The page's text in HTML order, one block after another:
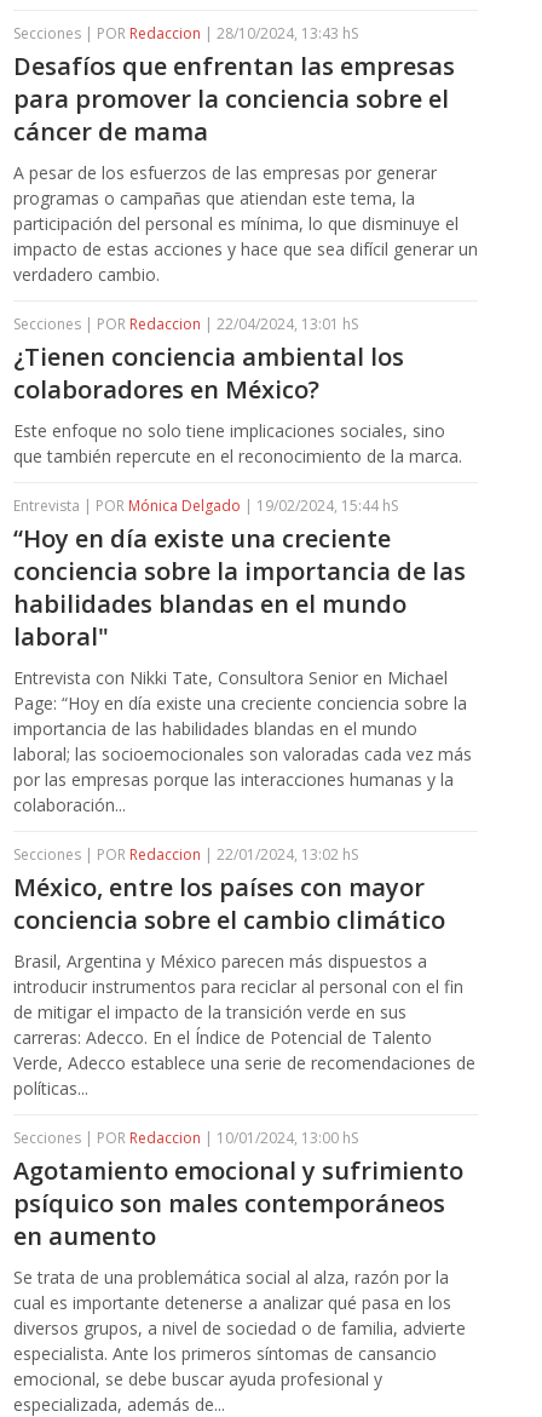
Secciones | POR Redaccion | 28/10/2024, 13:43 hS
Desafíos que enfrentan las empresas
para promover la conciencia sobre el
cáncer de mama
A pesar de los esfuerzos de las empresas por generar
programas o campañas que atiendan este tema, la
participación del personal es mínima, lo que disminuye el
impacto de estas acciones y hace que sea difícil generar un
verdadero cambio.
Secciones | POR Redaccion | 22/04/2024, 13:01 hS
¿Tienen conciencia ambiental los
colaboradores en México?
Este enfoque no solo tiene implicaciones sociales, sino
que también repercute en el reconocimiento de la marca.
Entrevista | POR Mónica Delgado | 19/02/2024, 15:44 hS
“Hoy en día existe una creciente
conciencia sobre la importancia de las
habilidades blandas en el mundo
laboral"
Entrevista con Nikki Tate, Consultora Senior en Michael
Page: “Hoy en día existe una creciente conciencia sobre la
importancia de las habilidades blandas en el mundo
laboral; las socioemocionales son valoradas cada vez más
por las empresas porque las interacciones humanas y la
colaboración...
Secciones | POR Redaccion | 22/01/2024, 13:02 hS
México, entre los países con mayor
conciencia sobre el cambio climático
Brasil, Argentina y México parecen más dispuestos a
introducir instrumentos para reciclar al personal con el fin
de mitigar el impacto de la transición verde en sus
carreras: Adecco. En el Índice de Potencial de Talento
Verde, Adecco establece una serie de recomendaciones de
políticas...
Secciones | POR Redaccion | 10/01/2024, 13:00 hS
Agotamiento emocional y sufrimiento
psíquico son males contemporáneos
en aumento
Se trata de una problemática social al alza, razón por la
cual es importante detenerse a analizar qué pasa en los
diversos grupos, a nivel de sociedad o de familia, advierte
especialista. Ante los primeros síntomas de cansancio
emocional, se debe buscar ayuda profesional y
especializada, además de...